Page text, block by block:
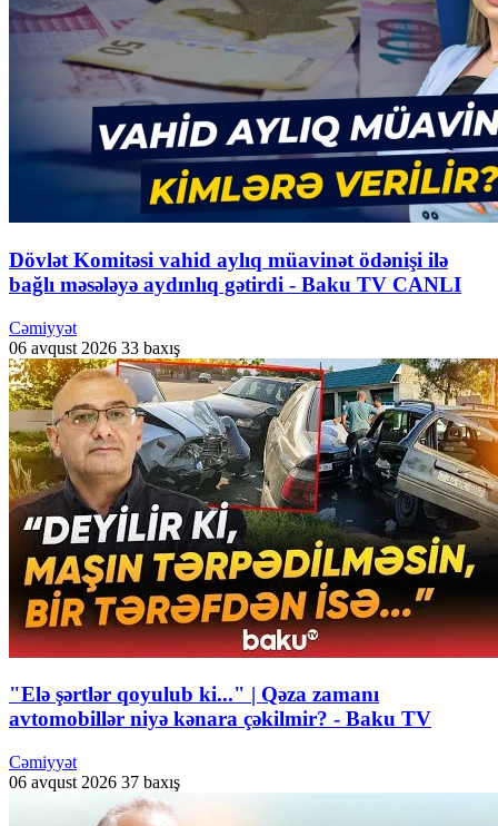
Dövlət Komitəsi vahid aylıq müavinət ödənişi ilə
bağlı məsələyə aydınlıq gətirdi - Baku TV CANLI
Cəmiyyət
06 avqust 2026 33 baxış
"Elə şərtlər qoyulub ki..." | Qəza zamanı
avtomobillər niyə kənara çəkilmir? - Baku TV
Cəmiyyət
06 avqust 2026 37 baxış